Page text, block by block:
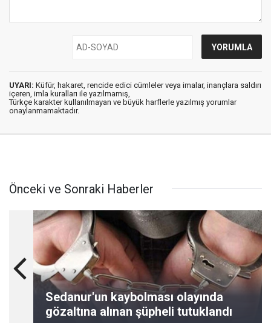
UYARI: Küfür, hakaret, rencide edici cümleler veya imalar, inançlara saldırı
içeren, imla kuralları ile yazılmamış,
Türkçe karakter kullanılmayan ve büyük harflerle yazılmış yorumlar
onaylanmamaktadır.
Önceki ve Sonraki Haberler
Sedanur'un kaybolması olayında
gözaltına alınan şüpheli tutuklandı